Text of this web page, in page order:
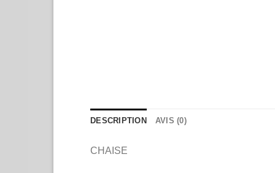
DESCRIPTION AVIS (0)
CHAISE